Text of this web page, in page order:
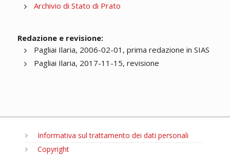
Archivio di Stato di Prato
Redazione e revisione:
Pagliai Ilaria, 2006-02-01, prima redazione in SIAS
Pagliai Ilaria, 2017-11-15, revisione
Informativa sul trattamento dei dati personali
Copyright